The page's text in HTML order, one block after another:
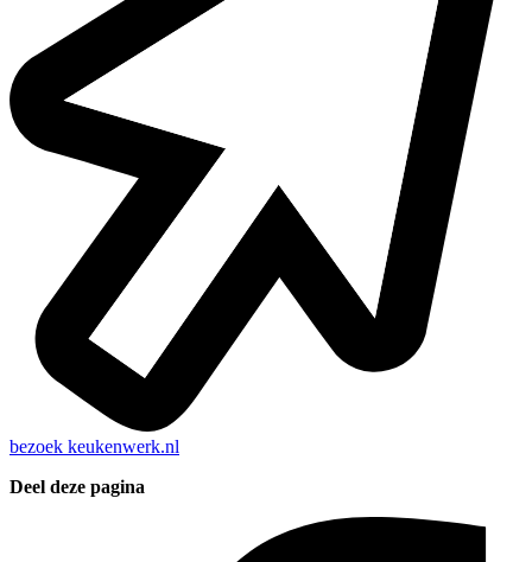
bezoek keukenwerk.nl
Deel deze pagina